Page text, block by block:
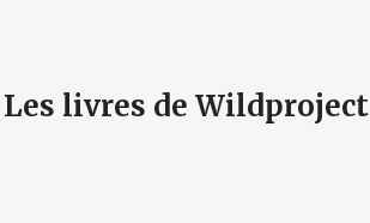
Les livres de Wildproject